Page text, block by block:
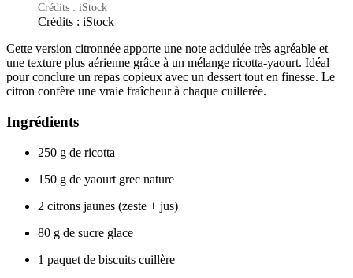
Crédits : iStock
Crédits : iStock
Cette version citronnée apporte une note acidulée très agréable et
une texture plus aérienne grâce à un mélange ricotta-yaourt. Idéal
pour conclure un repas copieux avec un dessert tout en finesse. Le
citron confère une vraie fraîcheur à chaque cuillerée.
Ingrédients
250 g de ricotta
150 g de yaourt grec nature
2 citrons jaunes (zeste + jus)
80 g de sucre glace
1 paquet de biscuits cuillère